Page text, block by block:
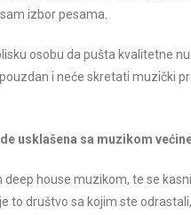
izbor pesama.
osobu da pušta kvalitetne
i neće skretati muzički
usklašena sa muzikom
house muzikom, te se
to društvo sa kojim ste